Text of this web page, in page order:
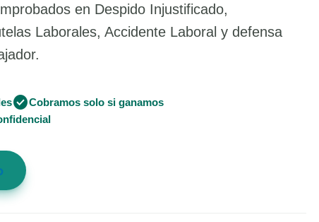
en Despido Injustificado,
Laborales, Accidente Laboral y defensa
check_circleCobramos solo si ganamos